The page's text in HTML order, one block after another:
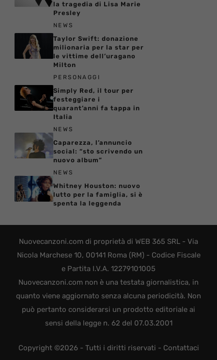
la tragedia di Lisa Marie
Presley
NEWS
Taylor Swift: donazione
milionaria per la star per
le vittime dell’uragano
Milton
PERSONAGGI
Simply Red, il tour per
festeggiare i
quarant’anni fa tappa in
Italia
NEWS
Caparezza, l’annuncio
social: “sto scrivendo un
nuovo album”
NEWS
Whitney Houston: nuovo
lutto per la famiglia, si è
spenta la leggenda
Nuovecanzoni.com di proprietà di WEB 365 SRL - Via
Nicola Marchese 10, 00141 Roma (RM) - Codice Fiscale
e Partita I.V.A. 12279101005
Nuovecanzoni.com non è una testata giornalistica, in
quanto viene aggiornato senza alcuna periodicità. Non
può pertanto considerarsi un prodotto editoriale ai
sensi della legge n. 62 del 07.03.2001
Copyright ©2026 - Tutti i diritti riservati - Contattaci